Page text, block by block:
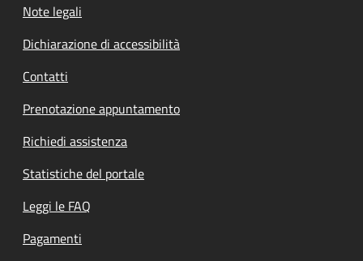
Note legali
Dichiarazione di accessibilità
Contatti
Prenotazione appuntamento
Richiedi assistenza
Statistiche del portale
Leggi le FAQ
Pagamenti